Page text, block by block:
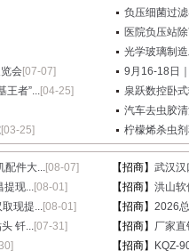
负压细菌过
医院负压站
光学玻璃制
会[07-07]
9月16-18日
王者”...[04-25]
泉跃数控卧
汽车去虫胶
[03-25] 柠檬烯杀虫
配件大...[08-07] 【招商】 武汉汉
提现...[08-01] 【招商】 洪山
现提...[08-01] 【招商】 2026
钎...[07-31] 【招商】 厂家
【招商】
KQZ-